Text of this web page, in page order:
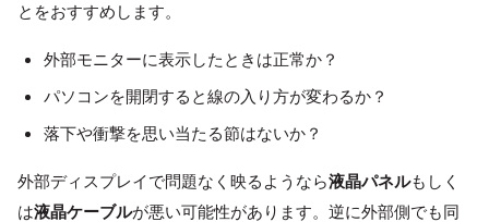
とをおすすめします。
外部モニターに表示したときは正常か？
パソコンを開閉すると線の入り方が変わるか？
落下や衝撃を思い当たる節はないか？
外部ディスプレイで問題なく映るようなら液晶パネルもしく
は液晶ケーブルが悪い可能性があります。逆に外部側でも同